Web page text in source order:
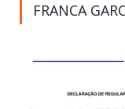
FRANCA